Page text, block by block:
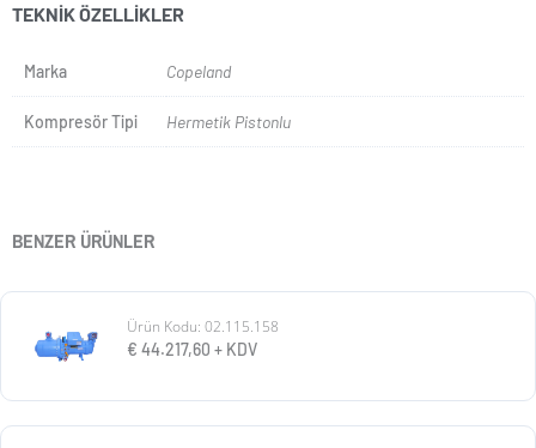
TEKNIK ÖZELLIKLER
Marka Copeland
Kompresör Tipi Hermetik Pistonlu
BENZER ÜRÜNLER
Ürün Kodu: 02.115.158
€ 44.217,60 + KDV